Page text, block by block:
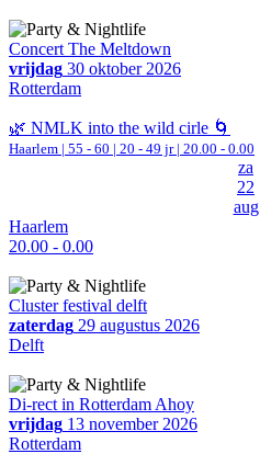
Concert The Meltdown
vrijdag 30 oktober 2026
Rotterdam
🌿 NMLK into the wild cirle 🌀
Haarlem | 55 - 60 | 20 - 49 jr | 20.00 - 0.00
za
22
aug
Haarlem
20.00 - 0.00
Cluster festival delft
zaterdag 29 augustus 2026
Delft
Di-rect in Rotterdam Ahoy
vrijdag 13 november 2026
Rotterdam